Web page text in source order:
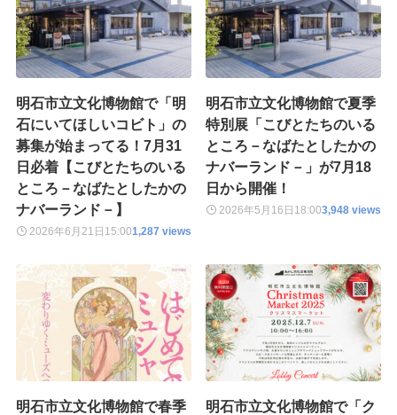
明石市立文化博物館で「明
石にいてほしいコビト」の
募集が始まってる！7月31
日必着【こびとたちのいる
ところ－なばたとしたかの
ナバーランド－】
2026年6月21日 15:001,287 views
明石市立文化博物館で夏季
特別展「こびとたちのいる
ところ－なばたとしたかの
ナバーランド－」が7月18
日から開催！
2026年5月16日 18:003,948 views
明石市立文化博物館で春季
明石市立文化博物館で「ク